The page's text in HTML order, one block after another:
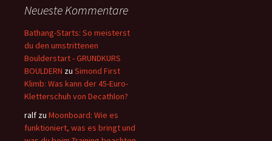
Neueste Kommentare
Bathang-Starts: So meisterst
du den umstrittenen
Boulderstart - GRUNDKURS
BOULDERN zu Simond First
Klimb: Was kann der 45-Euro-
Kletterschuh von Decathlon?
ralf zu Moonboard: Wie es
funktioniert, was es bringt und